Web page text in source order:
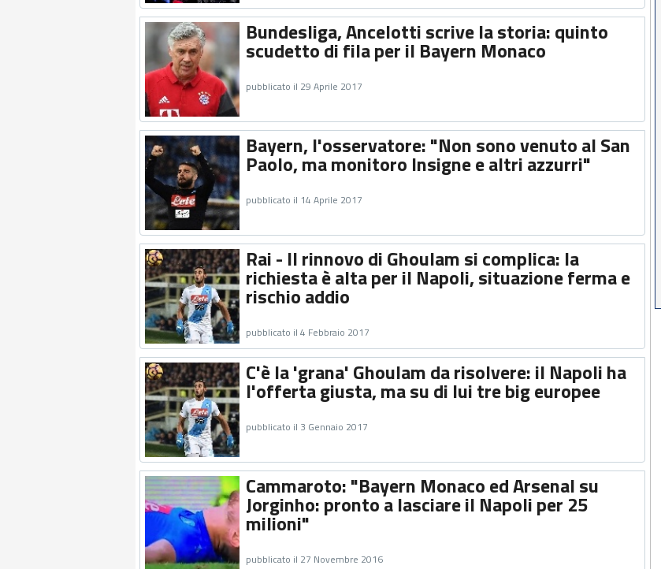
Bundesliga, Ancelotti scrive la storia: quinto
scudetto di fila per il Bayern Monaco
pubblicato il 29 Aprile 2017
Bayern, l'osservatore: "Non sono venuto al San
Paolo, ma monitoro Insigne e altri azzurri"
pubblicato il 14 Aprile 2017
Rai - Il rinnovo di Ghoulam si complica: la
richiesta è alta per il Napoli, situazione ferma e
rischio addio
pubblicato il 4 Febbraio 2017
C'è la 'grana' Ghoulam da risolvere: il Napoli ha
l'offerta giusta, ma su di lui tre big europee
pubblicato il 3 Gennaio 2017
Cammaroto: "Bayern Monaco ed Arsenal su
Jorginho: pronto a lasciare il Napoli per 25
milioni"
pubblicato il 27 Novembre 2016